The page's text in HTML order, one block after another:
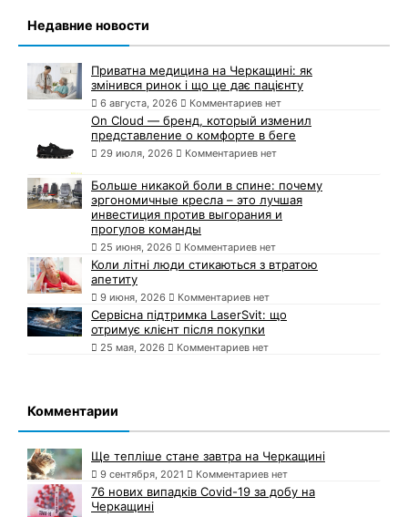
Недавние новости
Приватна медицина на Черкащині: як
змінився ринок і що це дає пацієнту
6 августа, 2026 Комментариев нет
On Cloud — бренд, который изменил
представление о комфорте в беге
29 июля, 2026 Комментариев нет
Больше никакой боли в спине: почему
эргономичные кресла – это лучшая
инвестиция против выгорания и
прогулов команды
25 июня, 2026 Комментариев нет
Коли літні люди стикаються з втратою
апетиту
9 июня, 2026 Комментариев нет
Сервісна підтримка LaserSvit: що
отримує клієнт після покупки
25 мая, 2026 Комментариев нет
Комментарии
Ще тепліше стане завтра на Черкащині
9 сентября, 2021 Комментариев нет
76 нових випадків Covid-19 за добу на
Черкащині